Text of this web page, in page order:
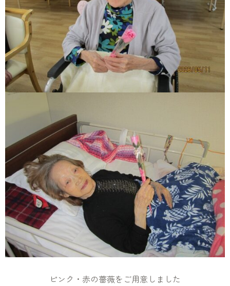
ピンク・赤の薔薇をご用意しました